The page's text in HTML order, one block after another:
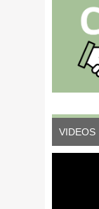
VIDEOS